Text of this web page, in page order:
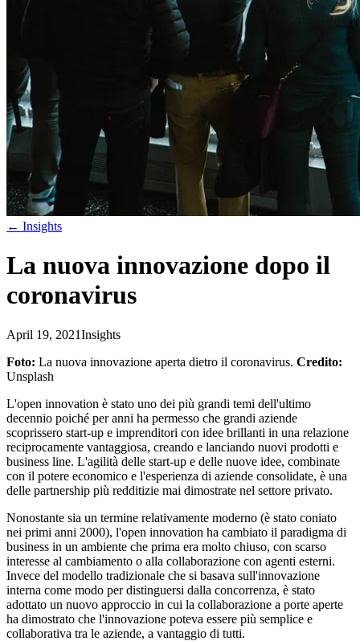
← Insights
La nuova innovazione dopo il
coronavirus
April 19, 2021Insights
Foto: La nuova innovazione aperta dietro il coronavirus. Credito:
Unsplash
L'open innovation è stato uno dei più grandi temi dell'ultimo
decennio poiché per anni ha permesso che grandi aziende
scoprissero start-up e imprenditori con idee brillanti in una relazione
reciprocamente vantaggiosa, creando e lanciando nuovi prodotti e
business line. L'agilità delle start-up e delle nuove idee, combinate
con il potere economico e l'esperienza di aziende consolidate, è una
delle partnership più redditizie mai dimostrate nel settore privato.
Nonostante sia un termine relativamente moderno (è stato coniato
nei primi anni 2000), l'open innovation ha cambiato il paradigma di
business in un ambiente che prima era molto chiuso, con scarso
interesse al cambiamento o alla collaborazione con agenti esterni.
Invece del modello tradizionale che si basava sull'innovazione
interna come modo per distinguersi dalla concorrenza, è stato
adottato un nuovo approccio in cui la collaborazione a porte aperte
ha dimostrato che l'innovazione poteva essere più semplice e
collaborativa tra le aziende, a vantaggio di tutti.